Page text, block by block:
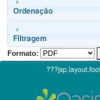
Ordenação
Filtragem
Formato: